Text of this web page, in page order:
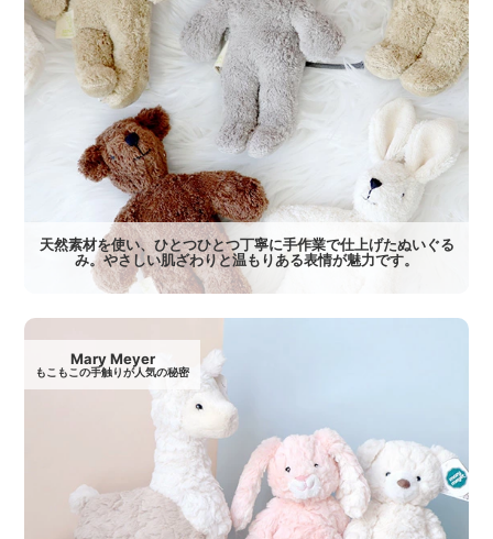
天然素材を使い、ひとつひとつ丁寧に手作業で仕上げたぬいぐる
み。やさしい肌ざわりと温もりある表情が魅力です。
Mary Meyer
もこもこの手触りが人気の秘密